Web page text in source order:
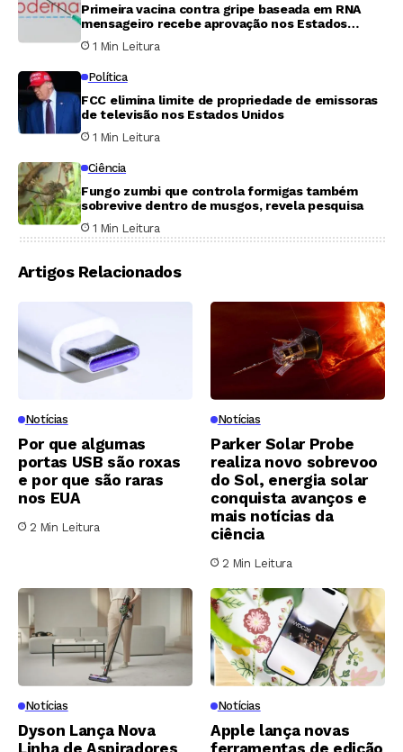
Primeira vacina contra gripe baseada em RNA
mensageiro recebe aprovação nos Estados
Unidos
1 Min Leitura
Política
FCC elimina limite de propriedade de emissoras
de televisão nos Estados Unidos
1 Min Leitura
Ciência
Fungo zumbi que controla formigas também
sobrevive dentro de musgos, revela pesquisa
1 Min Leitura
Artigos Relacionados
Notícias
Por que algumas
portas USB são roxas
e por que são raras
nos EUA
2 Min Leitura
Notícias
Parker Solar Probe
realiza novo sobrevoo
do Sol, energia solar
conquista avanços e
mais notícias da
ciência
2 Min Leitura
Notícias
Dyson Lança Nova
Linha de Aspiradores
Notícias
Apple lança novas
ferramentas de edição